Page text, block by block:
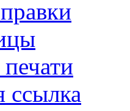
ссылка